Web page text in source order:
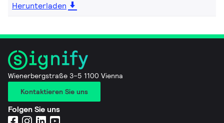
Herunterladen
Wienerbergstraße 3–5 1100 Vienna
Kontaktieren Sie uns
Folgen Sie uns